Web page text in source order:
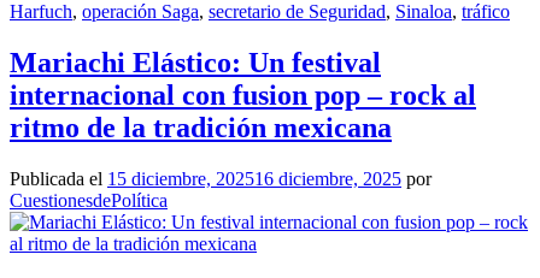
Harfuch, operación Saga, secretario de Seguridad, Sinaloa, tráfico
Mariachi Elástico: Un festival
internacional con fusion pop – rock al
ritmo de la tradición mexicana
Publicada el 15 diciembre, 202516 diciembre, 2025 por
CuestionesdePolítica